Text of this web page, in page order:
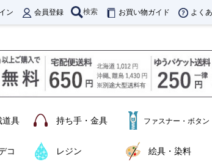
ン 会員登録 検索 お買い物ガイド よく
道具 持ち手・金具 ファスナー・ボタン
コ レジン 絵具・染料